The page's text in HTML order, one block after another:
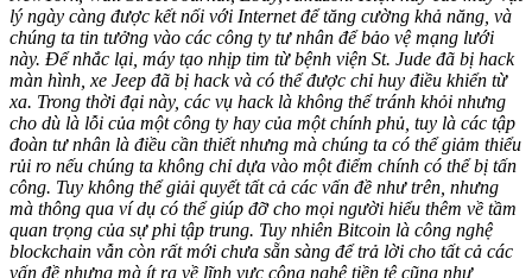
lý ngày càng được kết nối với Internet để tăng cường khả năng, và
chúng ta tin tưởng vào các công ty tư nhân để bảo vệ mạng lưới
này. Để nhắc lại, máy tạo nhịp tim từ bệnh viện St. Jude đã bị hack
màn hình, xe Jeep đã bị hack và có thể được chỉ huy điều khiển từ
xa. Trong thời đại này, các vụ hack là không thể tránh khỏi nhưng
cho dù là lỗi của một công ty hay của một chính phủ, tuy là các tập
đoàn tư nhân là điều cần thiết nhưng mà chúng ta có thể giảm thiểu
rủi ro nếu chúng ta không chỉ dựa vào một điểm chính có thể bị tấn
công. Tuy không thể giải quyết tất cả các vấn đề như trên, nhưng
mà thông qua ví dụ có thể giúp đỡ cho mọi người hiểu thêm về tầm
quan trọng của sự phi tập trung. Tuy nhiên Bitcoin là công nghệ
blockchain vẫn còn rất mới chưa sẵn sàng để trả lời cho tất cả các
vấn đề nhưng mà ít ra về lĩnh vực công nghệ tiền tệ cũng như